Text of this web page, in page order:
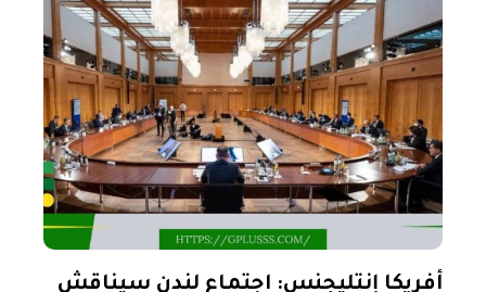
أفريكا إنتليجنس: اجتماع لندن سيناقش